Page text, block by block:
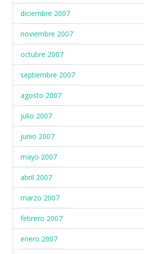
diciembre 2007
noviembre 2007
octubre 2007
septiembre 2007
agosto 2007
julio 2007
junio 2007
mayo 2007
abril 2007
marzo 2007
febrero 2007
enero 2007